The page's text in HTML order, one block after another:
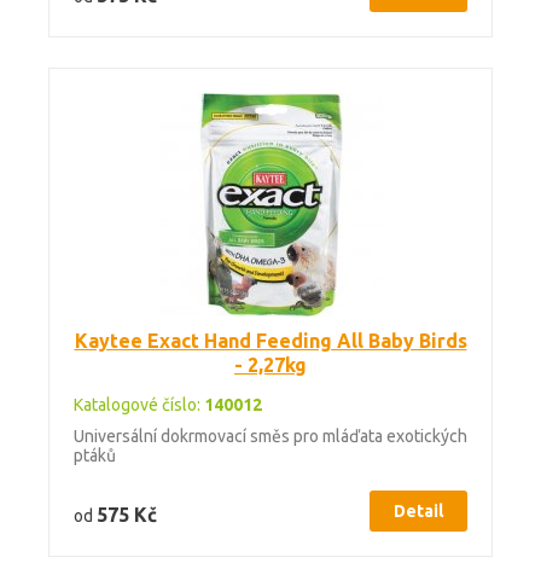
Kaytee Exact Hand Feeding All Baby Birds
- 2,27kg
Katalogové číslo: 140012
Universální dokrmovací směs pro mláďata exotických
ptáků
od 575 Kč Detail